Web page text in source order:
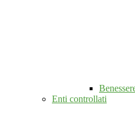
Enti controllati